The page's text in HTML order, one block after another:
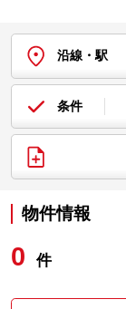
沿線・駅
条件
物件情報
0 件